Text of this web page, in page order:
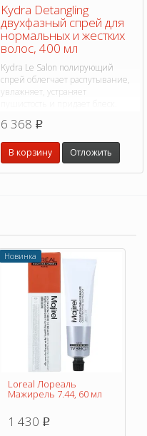
Kydra Detangling
двухфазный спрей для
нормальных и жестких
волос, 400 мл
Kydra Le Salon полирующий
спрей облегчает распутывание,
увлажняет, устраняет
6 368 p
В корзину Отложить
Новинка
Loreal Лореаль
Мажирель 7.44, 60 мл
1 430 p